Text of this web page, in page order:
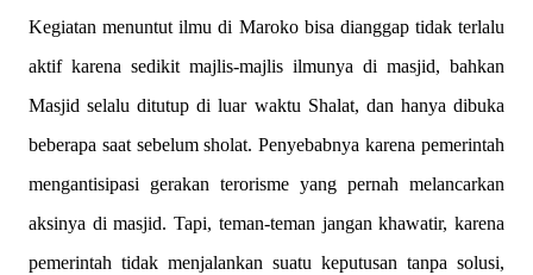
Kegiatan menuntut ilmu di Maroko bisa dianggap tidak terlalu
aktif karena sedikit majlis-majlis ilmunya di masjid, bahkan
Masjid selalu ditutup di luar waktu Shalat, dan hanya dibuka
beberapa saat sebelum sholat. Penyebabnya karena pemerintah
mengantisipasi gerakan terorisme yang pernah melancarkan
aksinya di masjid. Tapi, teman-teman jangan khawatir, karena
pemerintah tidak menjalankan suatu keputusan tanpa solusi,